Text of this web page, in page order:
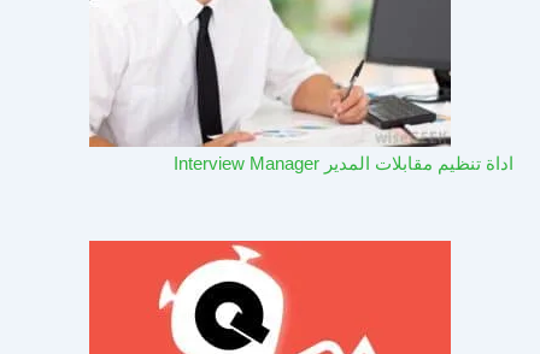
اداة تنظيم مقابلات المدير Interview Manager